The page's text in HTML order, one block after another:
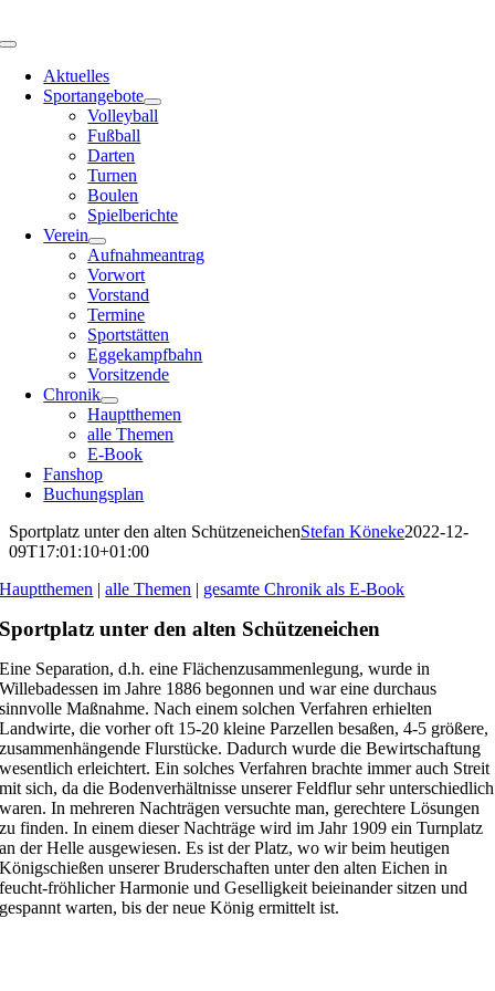
Inhalt
Toggle
NavigationAktuelles
Sportangebote
Volleyball
Fußball
Darten
Turnen
Boulen
Spielberichte
Verein
Aufnahmeantrag
Vorwort
Vorstand
Termine
Sportstätten
Eggekampfbahn
Vorsitzende
Chronik
Hauptthemen
alle Themen
E-Book
Fanshop
Buchungsplan
Sportplatz unter den alten SchützeneichenStefan Köneke2022-12-
09T17:01:10+01:00
Hauptthemen |alle Themen | gesamte Chronik als E-Book
Sportplatz unter den alten Schützeneichen
Eine Separation, d.h. eine Flächenzusammenlegung, wurde in
Willebadessen im Jahre 1886 begonnen und war eine durchaus
sinnvolle Maßnahme. Nach einem solchen Verfahren erhielten
Landwirte, die vorher oft 15-20 kleine Parzellen besaßen, 4-5 größere,
zusammenhängende Flurstücke. Dadurch wurde die Bewirtschaftung
wesentlich erleichtert. Ein solches Verfahren brachte immer auch Streit
mit sich, da die Bodenverhältnisse unserer Feldflur sehr unterschiedlich
waren. In mehreren Nachträgen versuchte man, gerechtere Lösungen
zu finden. In einem dieser Nachträge wird im Jahr 1909 ein Turnplatz
an der Helle ausgewiesen. Es ist der Platz, wo wir beim heutigen
Königschießen unserer Bruderschaften unter den alten Eichen in
feucht-fröhlicher Harmonie und Geselligkeit beieinander sitzen und
gespannt warten, bis der neue König ermittelt ist.